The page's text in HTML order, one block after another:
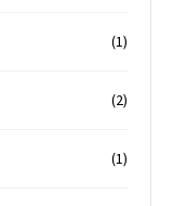
(1)
(2)
(1)